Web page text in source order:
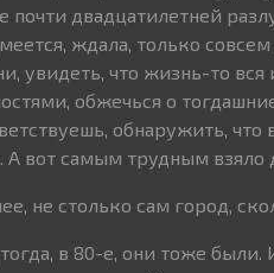
почти двадцатилетней
ждала, только
увидеть, что жизнь-то
обжечься о
обнаружить,
А вот самым трудным взяло
не столько сам город,
в 80-е, они тоже